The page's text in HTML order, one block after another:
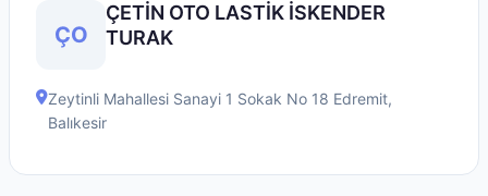
ÇO
ÇETİN OTO LASTİK İSKENDER
TURAK
Zeytinli Mahallesi Sanayi 1 Sokak No 18 Edremit,
Balıkesir